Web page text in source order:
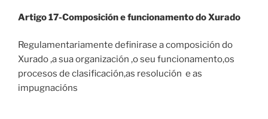
Artigo 17-Composición e funcionamento do Xurado
Regulamentariamente definirase a composición do
Xurado ,a sua organización ,o seu funcionamento,os
procesos de clasificación,as resolución e as
impugnacións